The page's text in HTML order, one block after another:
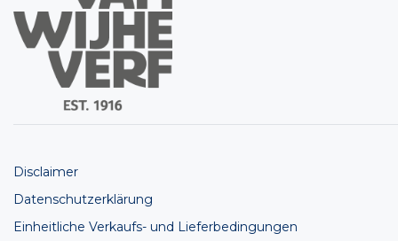
Disclaimer
Datenschutzerklärung
Einheitliche Verkaufs- und Lieferbedingungen